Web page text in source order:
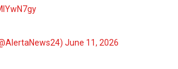
June 11, 2026